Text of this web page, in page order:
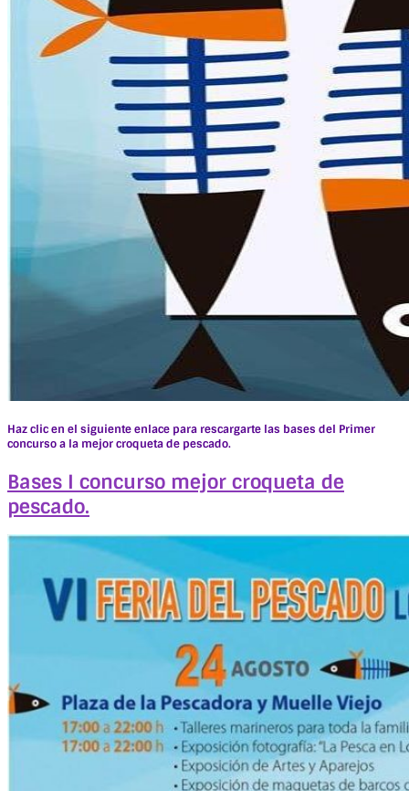
Haz clic en el siguiente enlace para rescargarte las bases del Primer
concurso a la mejor croqueta de pescado.
Bases I concurso mejor croqueta de
pescado.